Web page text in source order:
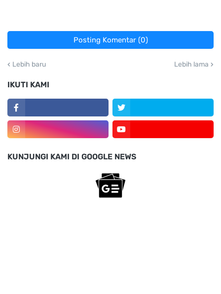
Posting Komentar (0)
Lebih baru Lebih lama
IKUTI KAMI
KUNJUNGI KAMI DI GOOGLE NEWS